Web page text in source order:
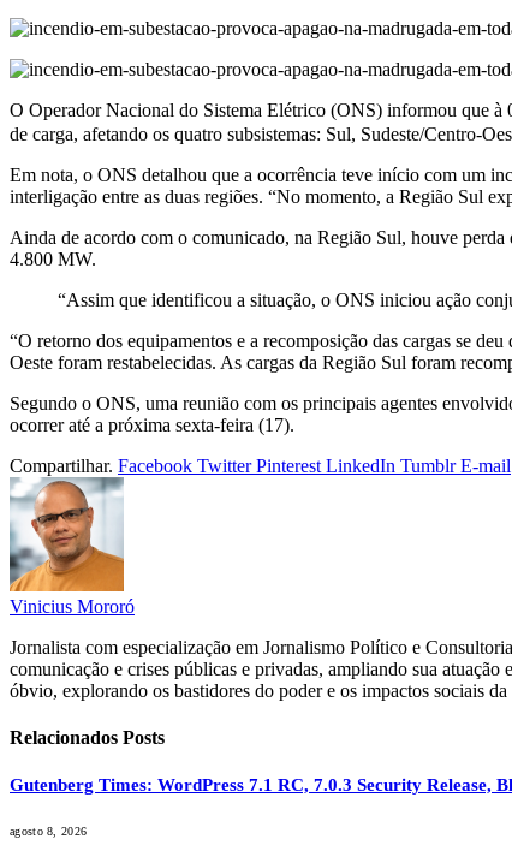
O Operador Nacional do Sistema Elétrico (ONS) informou que
de carga, afetando os quatro subsistemas: Sul, Sudeste/Centro-
Em nota, o ONS detalhou que a ocorrência teve início com um
interligação entre as duas regiões. “No momento, a Região Sul
Ainda de acordo com o comunicado, na Região Sul, houve
4.800 MW.
“Assim que identificou a situação, o ONS iniciou ação
“O retorno dos equipamentos e a recomposição das cargas se
Oeste foram restabelecidas. As cargas da Região Sul foram
Segundo o ONS, uma reunião com os principais agentes
ocorrer até a próxima sexta-feira (17).
Compartilhar. Facebook Twitter Pinterest LinkedIn Tumblr E-mail
Vinicius Mororó
Jornalista com especialização em Jornalismo Político e
comunicação e crises públicas e privadas, ampliando sua
óbvio, explorando os bastidores do poder e os impactos sociais
Relacionados Posts
Gutenberg Times: WordPress 7.1 RC, 7.0.3 Security
agosto 8, 2026